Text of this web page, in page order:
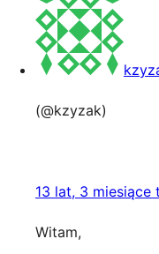
(@kzyzak)
13 lat, 3 miesiące
Witam,